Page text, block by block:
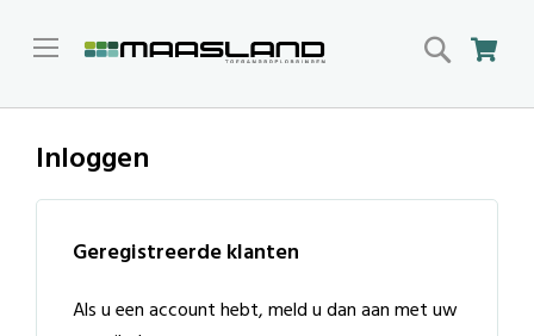
Search
Inloggen
Geregistreerde klanten
Als u een account hebt, meld u dan aan met uw